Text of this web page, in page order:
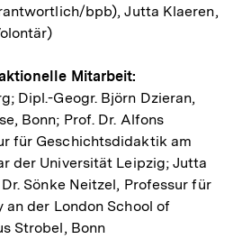
bpb), Jutta Klaeren,
Mitarbeit:
Dipl.-Geogr. Björn Dzieran,
Bonn; Prof. Dr. Alfons
für Geschichtsdidaktik am
der Universität Leipzig; Jutta
Sönke Neitzel, Professur für
der London School of
Strobel, Bonn